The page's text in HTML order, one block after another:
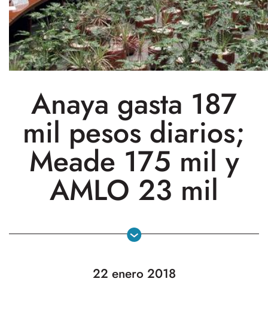
Anaya gasta 187
mil pesos diarios;
Meade 175 mil y
AMLO 23 mil
22 enero 2018